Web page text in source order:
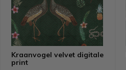
Kraanvogel velvet digitale
print